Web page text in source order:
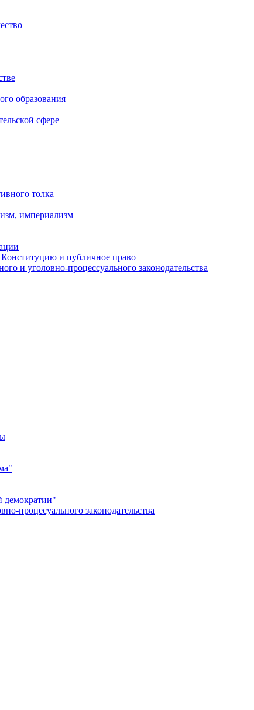
образования
сфере
толка
империализм
и публичное право
и уголовно-процессуального законодательства
демократии"
процесуального законодательства